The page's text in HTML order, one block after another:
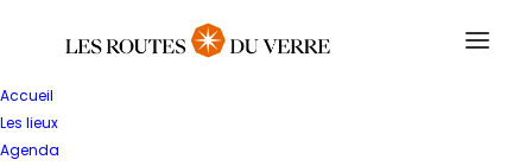
Accueil
Les lieux
Agenda